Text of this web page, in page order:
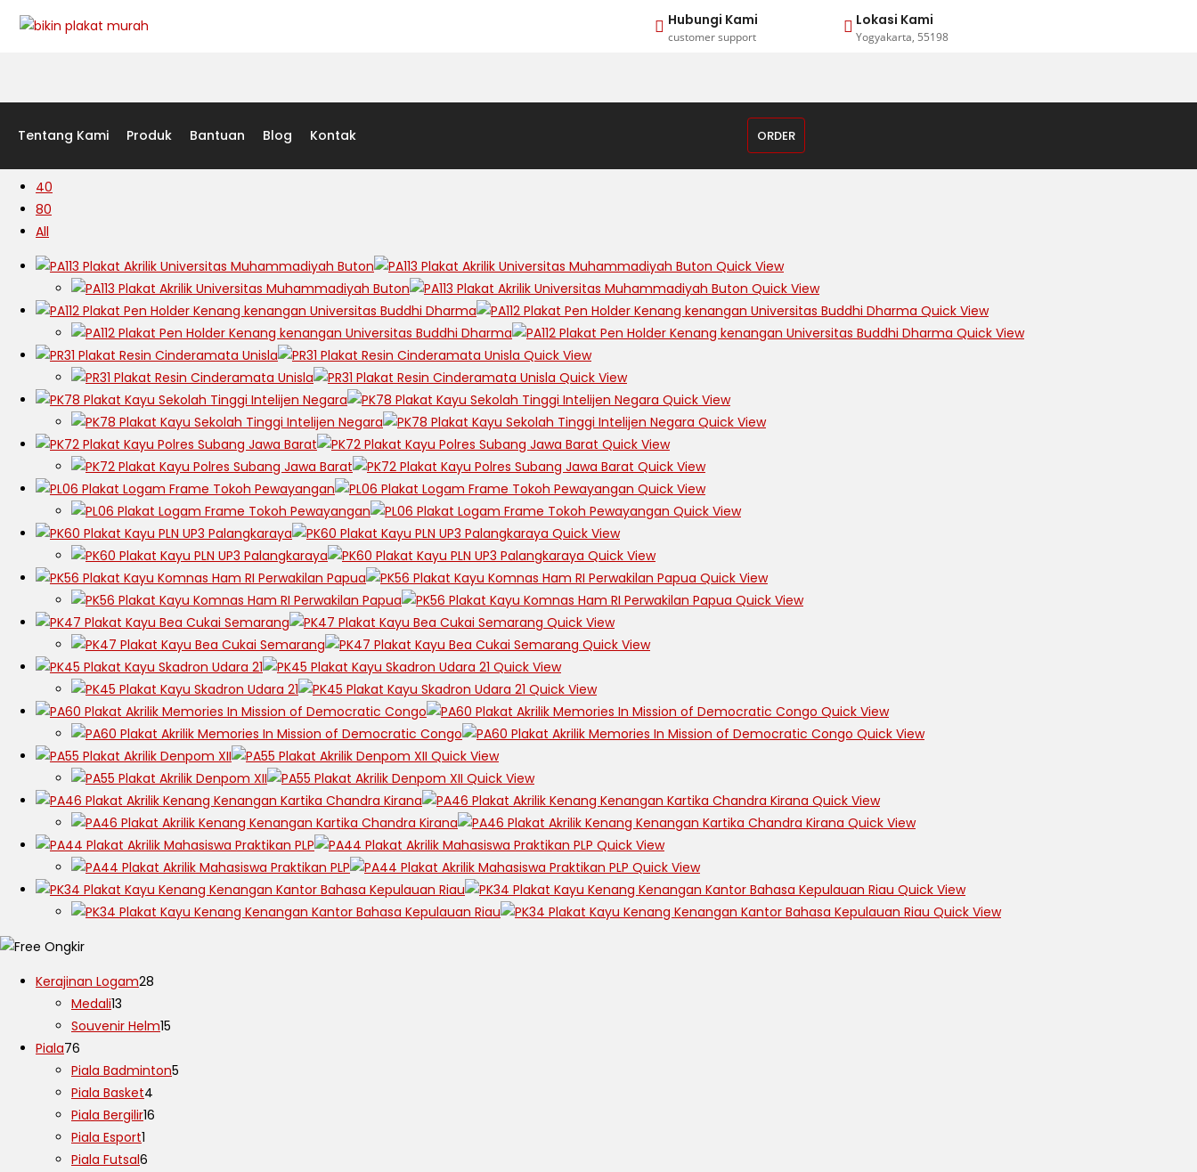
Hubungi Kami
customer support
Lokasi Kami
Yogyakarta, 55198
Tentang Kami Produk Bantuan Blog Kontak ORDER
Sort by latest
View:
40
80
All
Quick View
Quick View
Quick View
Quick View
Quick View
Quick View
Quick View
Quick View
Quick View
Quick View
Quick View
Quick View
Quick View
Quick View
Quick View
Quick View
Quick View
Quick View
Quick View
Quick View
Quick View
Quick View
Quick View
Quick View
Quick View
Quick View
Quick View
Quick View
Quick View
Quick View
Kerajinan Logam28
Medali13
Souvenir Helm15
Piala76
Piala Badminton5
Piala Basket4
Piala Bergilir16
Piala Esport1
Piala Futsal6